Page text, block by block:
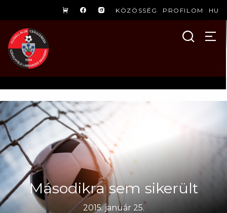
KÖZÖSSÉG PROFILOM HU
Másodikra sem sikerült
2015. január 25.